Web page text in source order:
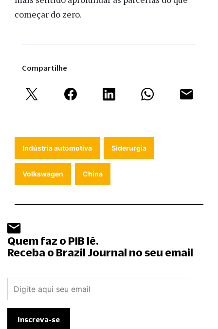
começar do zero.
Compartilhe
Indústria automotiva Siderurgia
Volkswagen China
Quem faz o PIB lê.
Receba o Brazil Journal no seu email